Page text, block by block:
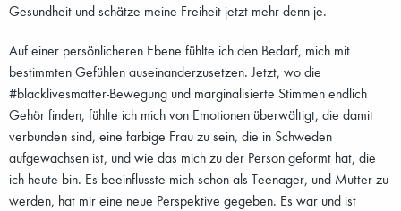
Gesundheit und schätze meine Freiheit jetzt mehr denn je.
Auf einer persönlicheren Ebene fühlte ich den Bedarf, mich mit
bestimmten Gefühlen auseinanderzusetzen. Jetzt, wo die
#blacklivesmatter-Bewegung und marginalisierte Stimmen endlich
Gehör finden, fühlte ich mich von Emotionen überwältigt, die damit
verbunden sind, eine farbige Frau zu sein, die in Schweden
aufgewachsen ist, und wie das mich zu der Person geformt hat, die
ich heute bin. Es beeinflusste mich schon als Teenager, und Mutter zu
werden, hat mir eine neue Perspektive gegeben. Es war und ist